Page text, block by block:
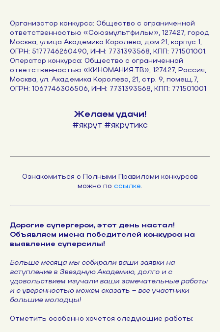
Организатор конкурса: Общество с ограниченной
ответственностью «Союзмультфильм», 127427, город
Москва, улица Академика Королева, дом 21, корпус 1,
ОГРН: 5177746260490, ИНН: 7731393568, КПП: 771501001.
Оператор конкурса: Общество с ограниченной
ответственностью «КИНОМАНИЯ.ТВ», 127427, Россия,
Москва, ул. Академика Королева, 21, стр. 9, помещ.7,
ОГРН: 1067746306506, ИНН: 7731393568, КПП: 771501001
Желаем удачи!
#якрут #якрутикс
Ознакомиться с Полными Правилами конкурсов
можно по ссылке.
Дорогие супергерои, этот день настал!
Объявляем имена победителей конкурса на
выявление суперсилы!
Больше месяца мы собирали ваши заявки на
вступление в Звездную Академию, долго и с
удовольствием изучали ваши замечательные работы
и с уверенностью можем сказать – все участники
большие молодцы!
Отметить особенно хочется следующие работы: